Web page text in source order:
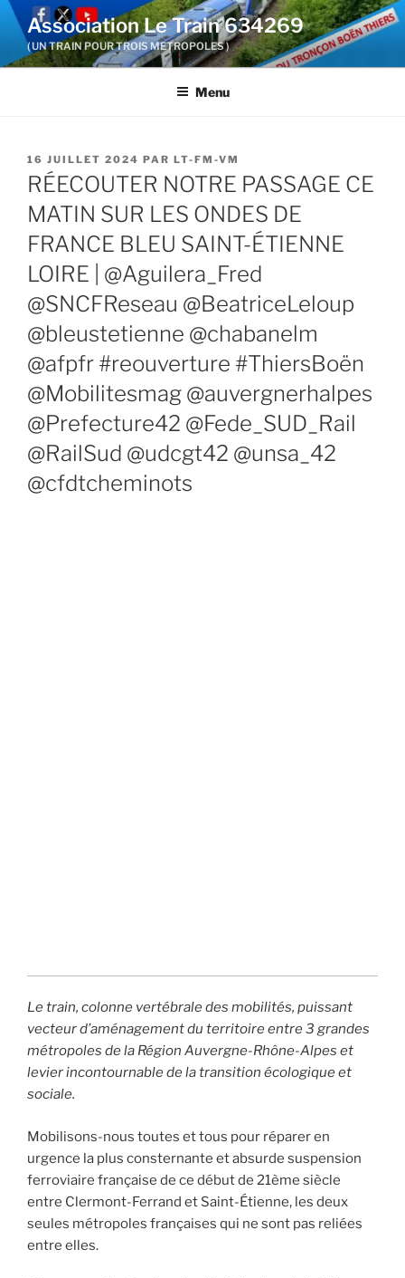
Aller
contenu
Association Le Train 634269
( UN TRAIN POUR TROIS METROPOLES )
Menu
PUBLIÉ
LE
16 JUILLET 2024 PAR LT-FM-VM
RÉECOUTER NOTRE PASSAGE CE
MATIN SUR LES ONDES DE
FRANCE BLEU SAINT-ÉTIENNE
LOIRE | @Aguilera_Fred
@SNCFReseau @BeatriceLeloup
@bleustetienne @chabanelm
@afpfr #reouverture #ThiersBoën
@Mobilitesmag @auvergnerhalpes
@Prefecture42 @Fede_SUD_Rail
@RailSud @udcgt42 @unsa_42
@cfdtcheminots
Le train, colonne vertébrale des mobilités, puissant
vecteur d’aménagement du territoire entre 3 grandes
métropoles de la Région Auvergne-Rhône-Alpes et
levier incontournable de la transition écologique et
sociale.
Mobilisons-nous toutes et tous pour réparer en
urgence la plus consternante et absurde suspension
ferroviaire française de ce début de 21ème siècle
entre Clermont-Ferrand et Saint-Étienne, les deux
seules métropoles françaises qui ne sont pas reliées
entre elles.